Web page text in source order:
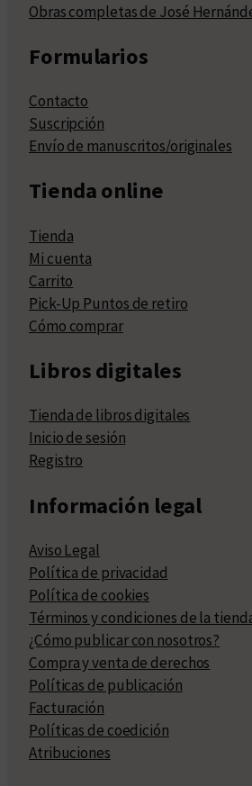
Obras completas de José
Formularios
Contacto
Suscripción
Envío de manuscritos/originales
Tienda online
Tienda
Mi cuenta
Carrito
Pick-Up Puntos de retiro
Cómo comprar
Libros digitales
Tienda de libros digitales
Inicio de sesión
Registro
Información legal
Aviso Legal
Política de privacidad
Política de cookies
Términos y condiciones de la
¿Cómo publicar con nosotros?
Compra y venta de derechos
Políticas de publicación
Facturación
Políticas de coedición
Atribuciones